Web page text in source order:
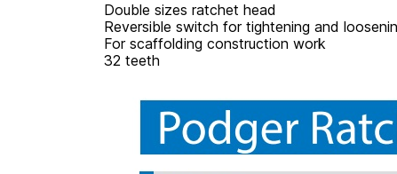
Double sizes ratchet head
Reversible switch for tightening and
For scaffolding construction work
32 teeth